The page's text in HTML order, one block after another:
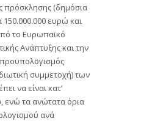
πρόσκλησης (δημόσια
ευρώ και
το Ευρωπαϊκό
Ανάπτυξης και την
συμμετοχή) των
να είναι κατ’
ενώ τα ανώτατα όρια
ανά